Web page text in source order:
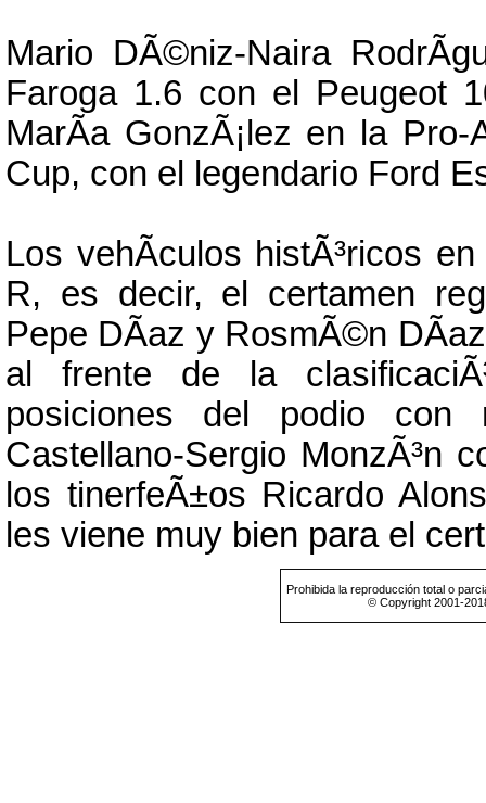
Mario DÃ©niz-Naira
Faroga 1.6 con el Peugeot
MarÃ­a GonzÃ¡lez en la
Cup, con el legendario Ford
Los vehÃ­culos histÃ³ricos
R, es decir, el certamen
Pepe DÃ­az y RosmÃ©n
al frente de la
posiciones del podio con
Castellano-Sergio MonzÃ³n
los tinerfeÃ±os Ricardo
les viene muy bien para el
Prohibida la reproducción total o
© Copyright 2001-